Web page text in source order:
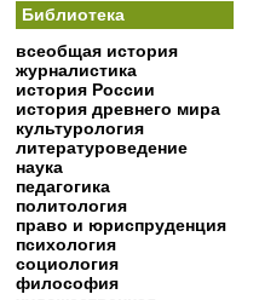
Библиотека
всеобщая история
журналистика
история России
история древнего мира
культурология
литературоведение
наука
педагогика
политология
право и юриспруденция
психология
социология
философия